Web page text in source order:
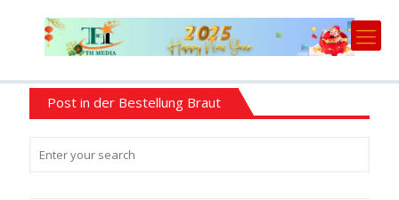
Post in der Bestellung Braut